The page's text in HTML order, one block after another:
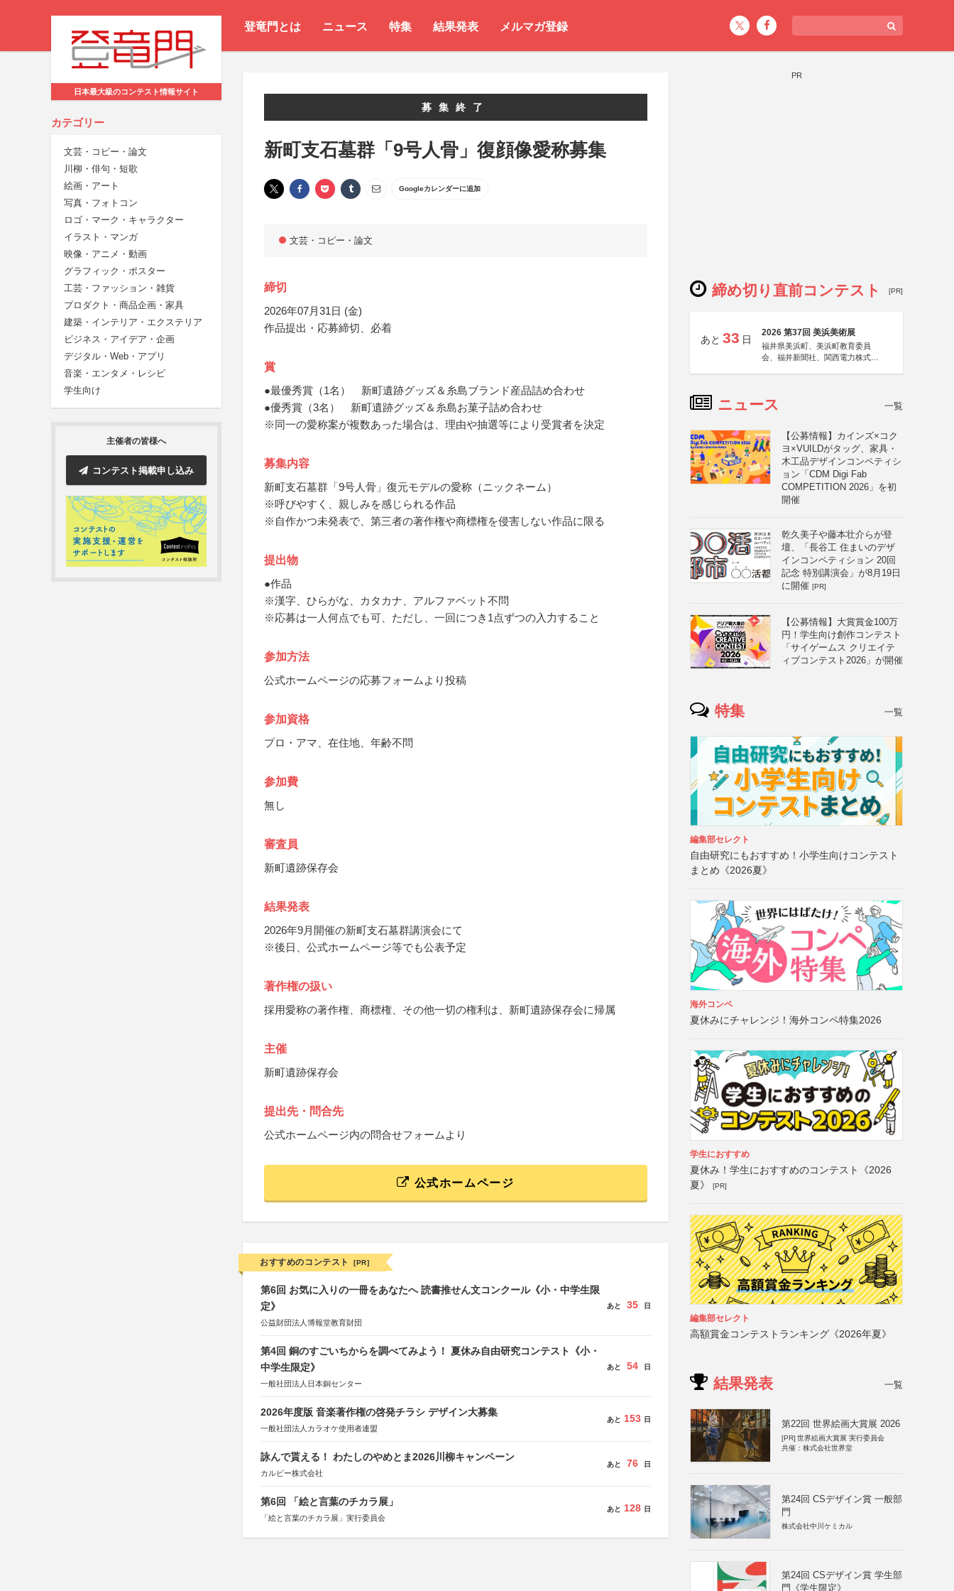
登竜門とは ニュース 特集 結果発表 メルマガ登録
日本最大級のコンテスト情報サイト
カテゴリー
文芸・コピー・論文
川柳・俳句・短歌
絵画・アート
写真・フォトコン
ロゴ・マーク・キャラクター
イラスト・マンガ
映像・アニメ・動画
グラフィック・ポスター
工芸・ファッション・雑貨
プロダクト・商品企画・家具
建築・インテリア・エクステリア
ビジネス・アイデア・企画
デジタル・Web・アプリ
音楽・エンタメ・レシピ
学生向け
主催者の皆様へ
コンテスト掲載申し込み
募集終了
新町支石墓群「9号人骨」復顔像愛称募集
Googleカレンダーに追加
文芸・コピー・論文
締切
2026年07月31日 (金)
作品提出・応募締切、必着
賞
●最優秀賞（1名） 新町遺跡グッズ＆糸島ブランド産品詰め合わせ
●優秀賞（3名） 新町遺跡グッズ＆糸島お菓子詰め合わせ
※同一の愛称案が複数あった場合は、理由や抽選等により受賞者を決定
募集内容
新町支石墓群「9号人骨」復元モデルの愛称（ニックネーム）
※呼びやすく、親しみを感じられる作品
※自作かつ未発表で、第三者の著作権や商標権を侵害しない作品に限る
提出物
●作品
※漢字、ひらがな、カタカナ、アルファベット不問
※応募は一人何点でも可、ただし、一回につき1点ずつの入力すること
参加方法
公式ホームページの応募フォームより投稿
参加資格
プロ・アマ、在住地、年齢不問
参加費
無し
審査員
新町遺跡保存会
結果発表
2026年9月開催の新町支石墓群講演会にて
※後日、公式ホームページ等でも公表予定
著作権の扱い
採用愛称の著作権、商標権、その他一切の権利は、新町遺跡保存会に帰属
主催
新町遺跡保存会
提出先・問合先
公式ホームページ内の問合せフォームより
公式ホームページ
おすすめのコンテスト [PR]
第6回 お気に入りの一冊をあなたへ 読書推せん文コンクール《小・中学生限
定》
公益財団法人博報堂教育財団
あと 35 日
第4回 銅のすごいちからを調べてみよう！ 夏休み自由研究コンテスト《小・
中学生限定》
一般社団法人日本銅センター
あと 54 日
2026年度版 音楽著作権の啓発チラシ デザイン大募集
一般社団法人カラオケ使用者連盟
あと 153 日
詠んで貰える！ わたしのやめとま2026川柳キャンペーン
カルビー株式会社
あと 76 日
第6回 「絵と言葉のチカラ展」
「絵と言葉のチカラ展」実行委員会
あと 128 日
PR
締め切り直前コンテスト [PR]
あと 33 日
2026 第37回 美浜美術展
福井県美浜町、美浜町教育委員
会、福井新聞社、関西電力株式会
ニュース 一覧
【公募情報】カインズ×コク
ヨ×VUILDがタッグ、家具・
木工品デザインコンペティシ
ョン「CDM Digi Fab
COMPETITION 2026」を初
開催
乾久美子や藤本壮介らが登
壇、「長谷工 住まいのデザ
インコンペティション 20回
記念 特別講演会」が8月19日
に開催 [PR]
【公募情報】大賞賞金100万
円！学生向け創作コンテスト
「サイゲームス クリエイテ
ィブコンテスト2026」が開催
特集 一覧
編集部セレクト
自由研究にもおすすめ！小学生向けコンテスト
まとめ《2026夏》
海外コンペ
夏休みにチャレンジ！海外コンペ特集2026
学生におすすめ
夏休み！学生におすすめのコンテスト《2026
夏》
[PR]
編集部セレクト
高額賞金コンテストランキング《2026年夏》
結果発表 一覧
第22回 世界絵画大賞展 2026
[PR] 世界絵画大賞展 実行委員会
共催：株式会社世界堂
第24回 CSデザイン賞 一般部
門
株式会社中川ケミカル
第24回 CSデザイン賞 学生部
門《学生限定》